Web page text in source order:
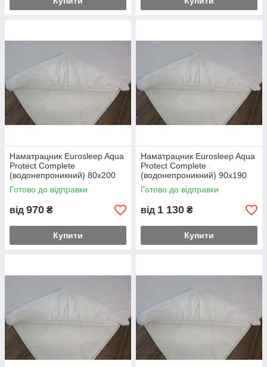
Наматрацник Eurosleep Aqua
Protect Complete
(водонепроникний) 80х200
Готово до відправки
від 970 ₴
Купити
Наматрацник Eurosleep Aqua
Protect Complete
(водонепроникний) 90х190
Готово до відправки
від 1 130 ₴
Купити